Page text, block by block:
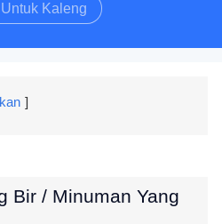
Kaleng
Bir / Minuman Yang